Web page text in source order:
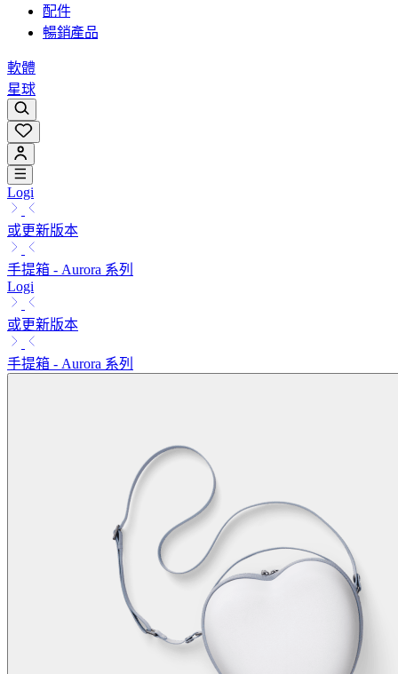
配件
暢銷產品
軟體
星球
Logi
或更新版本
手提箱 - Aurora 系列
Logi
或更新版本
手提箱 - Aurora 系列